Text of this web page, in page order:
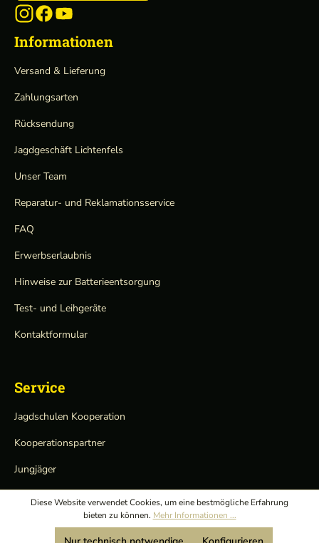
Informationen
Versand & Lieferung
Zahlungsarten
Rücksendung
Jagdgeschäft Lichtenfels
Unser Team
Reparatur- und Reklamationsservice
FAQ
Erwerbserlaubnis
Hinweise zur Batterieentsorgung
Test- und Leihgeräte
Kontaktformular
Service
Jagdschulen Kooperation
Kooperationspartner
Jungjäger
Nachhaltigkeits-Initiative mit Hedlund
Testberichte & Kaufberater
Diese Website verwendet Cookies, um eine bestmögliche Erfahrung
bieten zu können. Mehr Informationen ...